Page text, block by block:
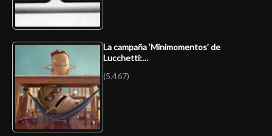
La campaña ‘Minimomentos’ de
Lucchetti:…
(5.467)